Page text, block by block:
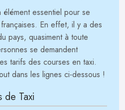
essentiel pour se
En effet, il y a des
pays, quasiment à toute
se demandent
tarifs des courses en taxi.
dans les lignes ci-dessous !
de Taxi